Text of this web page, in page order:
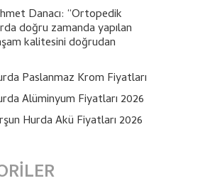
Danacı: “Ortopedik
doğru zamanda yapılan
kalitesini doğrudan
Paslanmaz Krom Fiyatları
Alüminyum Fiyatları 2026
Hurda Akü Fiyatları 2026